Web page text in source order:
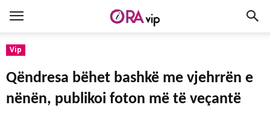
Vip
Qëndresa bëhet bashkë me vjehrrën e
nënën, publikoi foton më të veçantë